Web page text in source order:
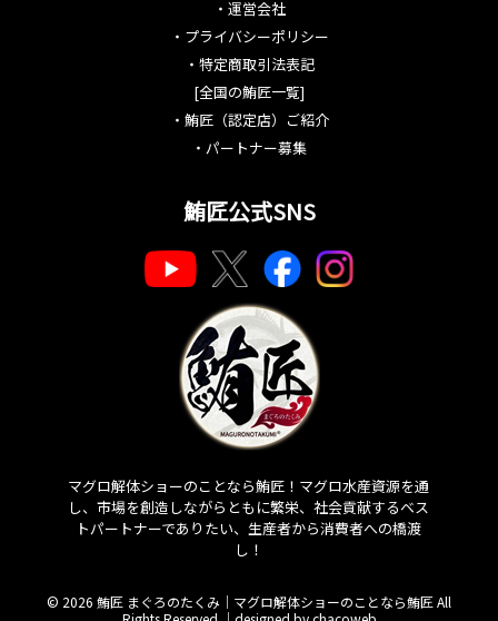
・ 運営会社
・ プライバシーポリシー
・ 特定商取引法表記
[全国の鮪匠一覧]
・ 鮪匠（認定店）ご紹介
・ パートナー募集
鮪匠公式SNS
マグロ解体ショーのことなら鮪匠！マグロ水産資源を通
し、市場を創造しながらともに繁栄、社会貢献するベス
トパートナーでありたい、生産者から消費者への橋渡
し！
© 2026 鮪匠 まぐろのたくみ｜マグロ解体ショーのことなら鮪匠 All